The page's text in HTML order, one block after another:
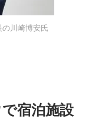
川崎博安氏
宿泊施設